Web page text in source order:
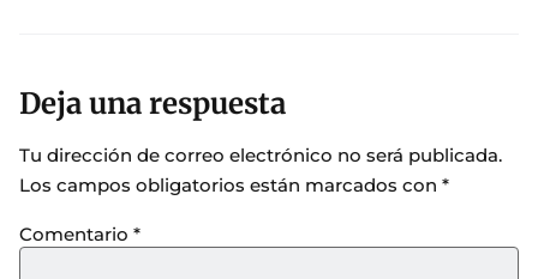
Deja una respuesta
Tu dirección de correo electrónico no será publicada.
Los campos obligatorios están marcados con *
Comentario *